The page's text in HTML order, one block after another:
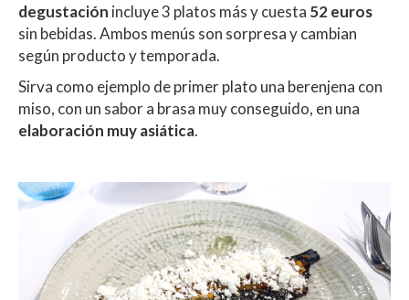
degustación incluye 3 platos más y cuesta 52 euros
sin bebidas. Ambos menús son sorpresa y cambian
según producto y temporada.
Sirva como ejemplo de primer plato una berenjena con
miso, con un sabor a brasa muy conseguido, en una
elaboración muy asiática.